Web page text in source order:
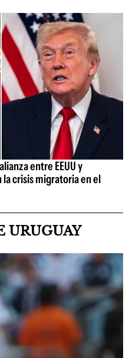
entre EEUU y
la crisis migratoria en el
URUGUAY